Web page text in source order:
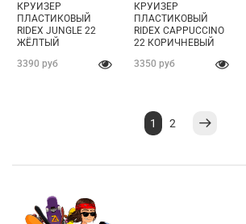
КРУИЗЕР
ПЛАСТИКОВЫЙ
RIDEX JUNGLE 22
ЖЁЛТЫЙ
3390 руб
КРУИЗЕР
ПЛАСТИКОВЫЙ
RIDEX CAPPUCCINO
22 КОРИЧНЕВЫЙ
3350 руб
1 2